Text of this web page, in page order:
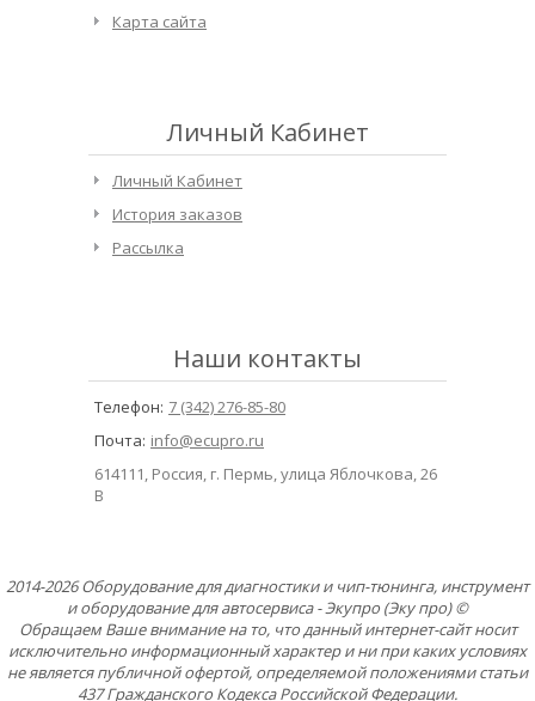
Карта сайта
Личный Кабинет
Личный Кабинет
История заказов
Рассылка
Наши контакты
Телефон: 7 (342) 276-85-80
Почта: info@ecupro.ru
614111, Россия, г. Пермь, улица Яблочкова, 26
В
2014-2026 Оборудование для диагностики и чип-тюнинга, инструмент
и оборудование для автосервиса - Экупро (Эку про) ©
Обращаем Ваше внимание на то, что данный интернет-сайт носит
исключительно информационный характер и ни при каких условиях
не является публичной офертой, определяемой положениями статьи
437 Гражданского Кодекса Российской Федерации.